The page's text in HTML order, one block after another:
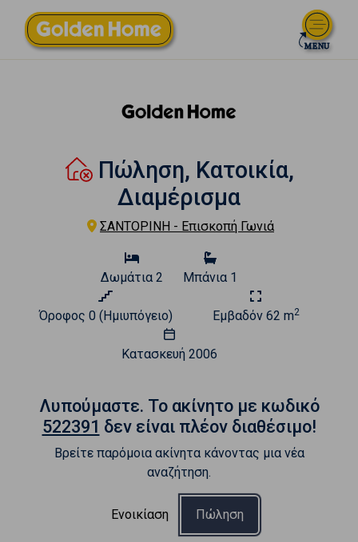
Πώληση, Κατοικία,
Διαμέρισμα
ΣΑΝΤΟΡΙΝΗ - Επισκοπή Γωνιά
Δωμάτια 2 Μπάνια 1
Όροφος 0 (Ημιυπόγειο) Εμβαδόν 62 m2
Κατασκευή 2006
Λυπούμαστε. To ακίνητο με κωδικό
522391 δεν είναι πλέον διαθέσιμο!
Βρείτε παρόμοια ακίνητα κάνοντας μια νέα
αναζήτηση.
Ενοικίαση Πώληση